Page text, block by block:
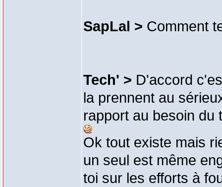
SapLal > Comment
Tech' > D'accord
la prennent au
rapport au besoin du
Ok tout existe mais
un seul est même
toi sur les efforts à